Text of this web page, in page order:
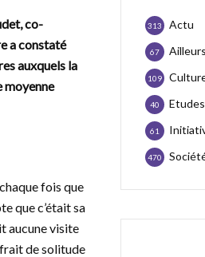
co-
a constaté
auxquels la
moyenne
fois que
que c’était sa
aucune visite
de solitude
Actu
313
Ailleurs
67
109
Etudes
40
61
470